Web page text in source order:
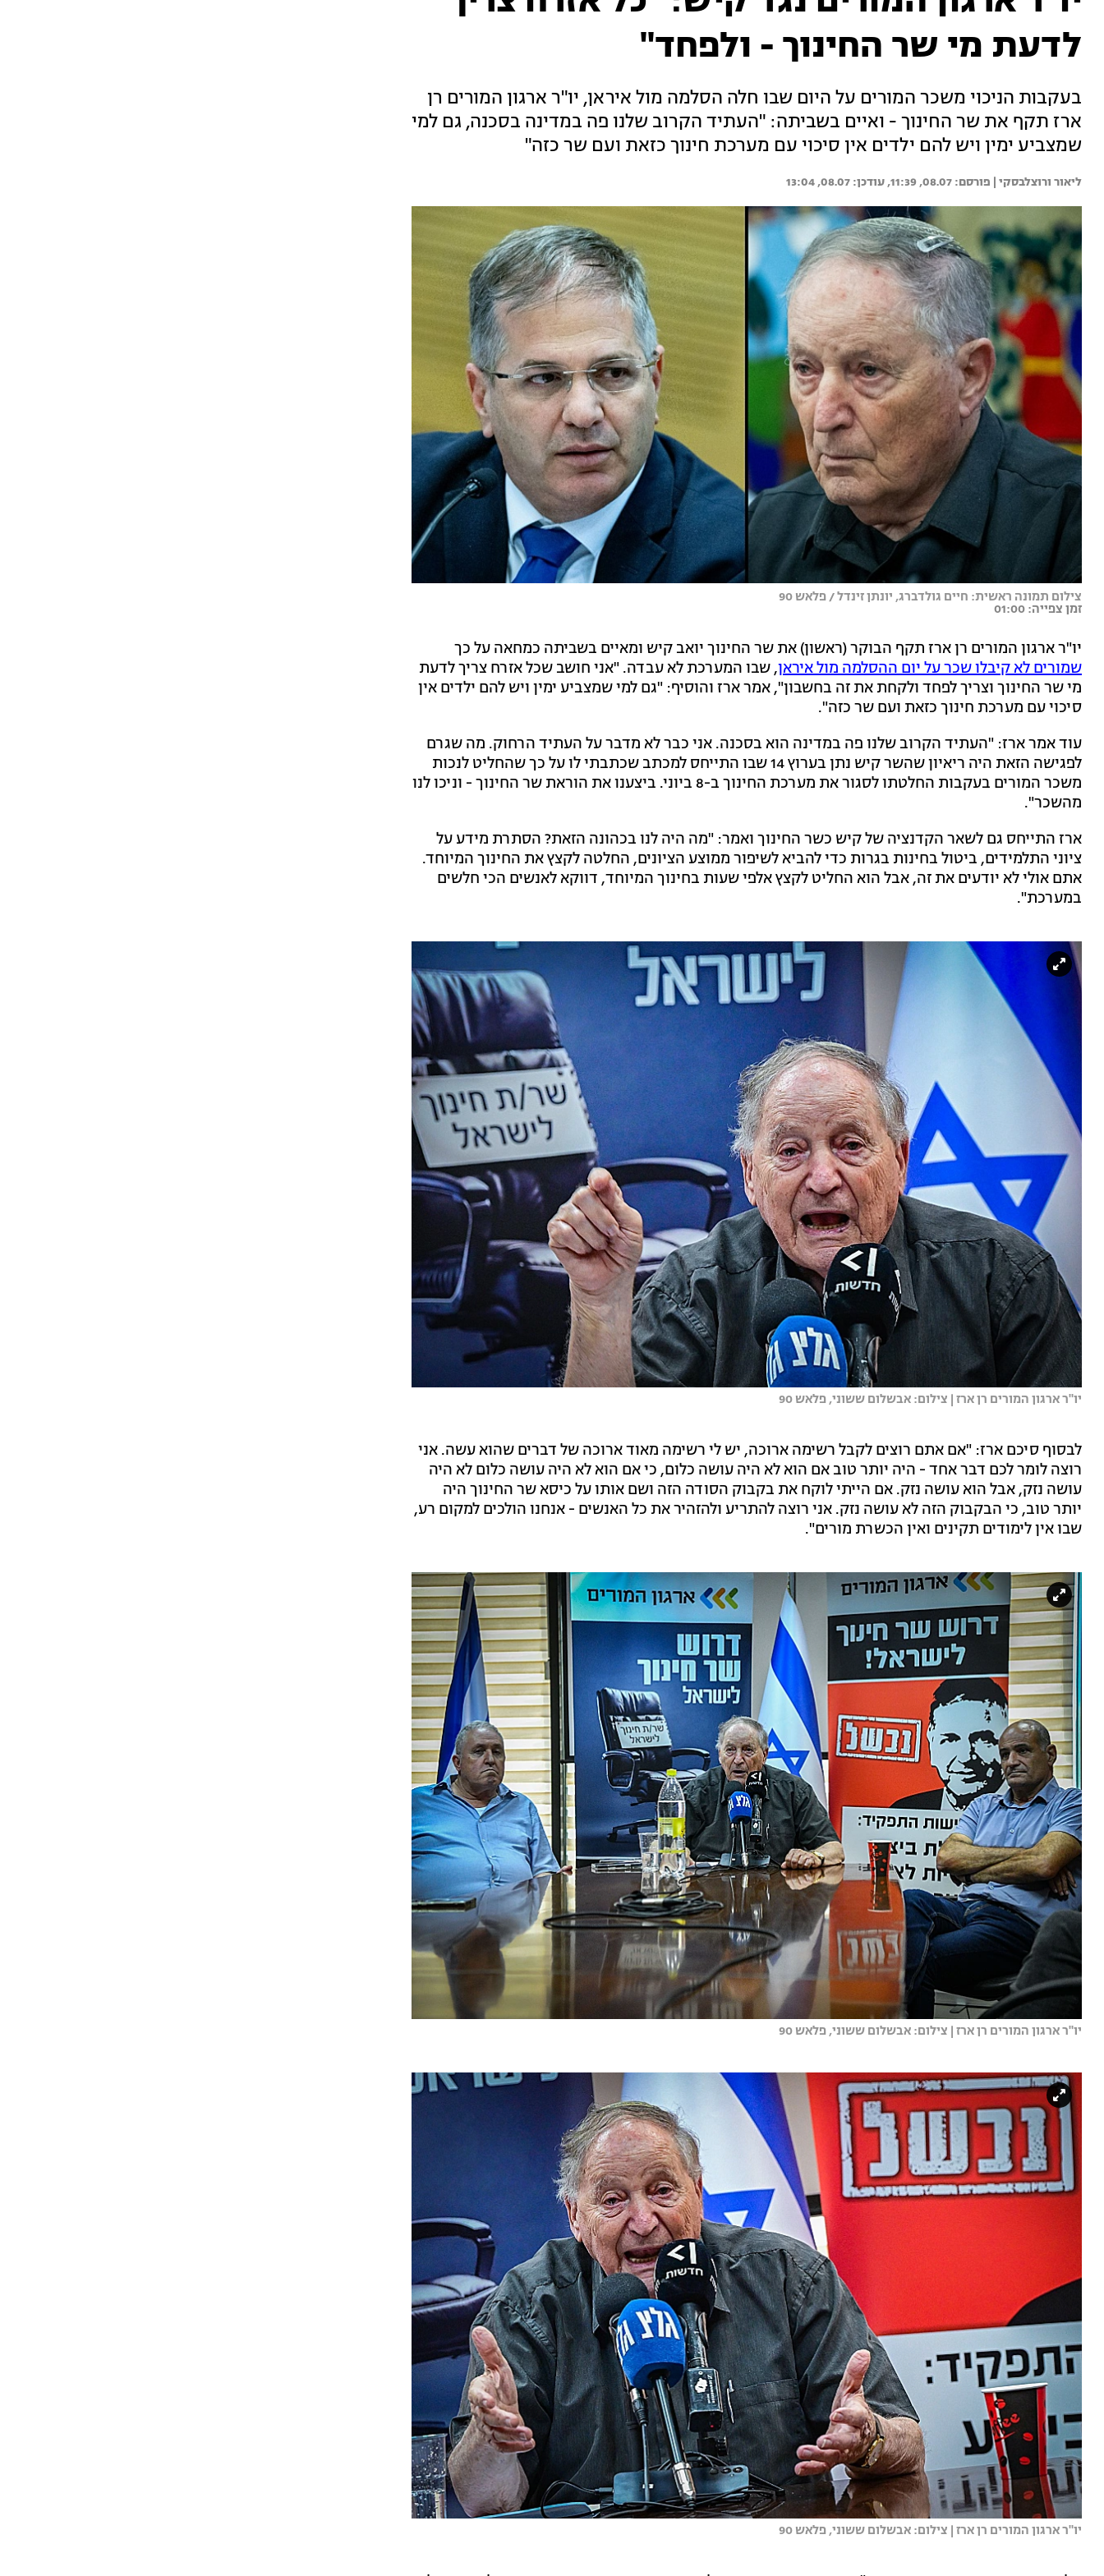
לדעת מי שר החינוך - ולפחד"
בעקבות הניכוי משכר המורים על היום שבו חלה הסלמה מול איראן, יו"ר ארגון המורים רן
ארז תקף את שר החינוך - ואיים בשביתה: "העתיד הקרוב שלנו פה במדינה בסכנה, גם למי
שמצביע ימין ויש להם ילדים אין סיכוי עם מערכת חינוך כזאת ועם שר כזה"
ליאור ורוצלבסקי | 08.07, 11:39
08.07, 13:04
צילום תמונה ראשית: חיים גולדברג, יונתן זינדל / פלאש 90
זמן צפייה: 01:00
יו"ר ארגון המורים רן ארז תקף הבוקר (ראשון) את שר החינוך יואב קיש ומאיים בשביתה כמחאה על כך
שמורים לא קיבלו שכר על יום ההסלמה מול איראן, שבו המערכת לא עבדה. "אני חושב שכל אזרח צריך לדעת
מי שר החינוך וצריך לפחד ולקחת את זה בחשבון", אמר ארז והוסיף: "גם למי שמצביע ימין ויש להם ילדים אין
סיכוי עם מערכת חינוך כזאת ועם שר כזה".
עוד אמר ארז: "העתיד הקרוב שלנו פה במדינה הוא בסכנה. אני כבר לא מדבר על העתיד הרחוק. מה שגרם
לפגישה הזאת היה ריאיון שהשר קיש נתן בערוץ 14 שבו התייחס למכתב שכתבתי לו על כך שהחליט לנכות
משכר המורים בעקבות החלטתו לסגור את מערכת החינוך ב-8 ביוני. ביצענו את הוראת שר החינוך - וניכו לנו
מהשכר".
ארז התייחס גם לשאר הקדנציה של קיש כשר החינוך ואמר: "מה היה לנו בכהונה הזאת? הסתרת מידע על
ציוני התלמידים, ביטול בחינות בגרות כדי להביא לשיפור ממוצע הציונים, החלטה לקצץ את החינוך המיוחד.
אתם אולי לא יודעים את זה, אבל הוא החליט לקצץ אלפי שעות בחינוך המיוחד, דווקא לאנשים הכי חלשים
במערכת".
יו"ר ארגון המורים רן ארז | צילום: אבשלום ששוני, פלאש 90
לבסוף סיכם ארז: "אם אתם רוצים לקבל רשימה ארוכה, יש לי רשימה מאוד ארוכה של דברים שהוא עשה. אני
רוצה לומר לכם דבר אחד - היה יותר טוב אם הוא לא היה עושה כלום, כי אם הוא לא היה עושה כלום לא היה
עושה נזק, אבל הוא עושה נזק. אם הייתי לוקח את בקבוק הסודה הזה ושם אותו על כיסא שר החינוך היה
יותר טוב, כי הבקבוק הזה לא עושה נזק. אני רוצה להתריע ולהזהיר את כל האנשים - אנחנו הולכים למקום רע,
שבו אין לימודים תקינים ואין הכשרת מורים".
יו"ר ארגון המורים רן ארז | צילום: אבשלום ששוני, פלאש 90
יו"ר ארגון המורים רן ארז | צילום: אבשלום ששוני, פלאש 90